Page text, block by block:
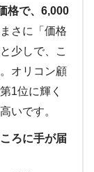
格で、6,000
さに「価格
少しで、こ
オリコン顧
1位に輝く
いです。
ろに手が届